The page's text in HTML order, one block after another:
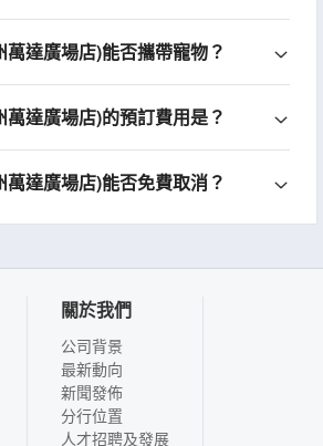
達廣場店)能否攜帶寵物？
達廣場店)的預訂費用是？
達廣場店)能否免費取消？
關於我們
公司背景
最新動向
新聞發佈
分行位置
人才招聘及發展